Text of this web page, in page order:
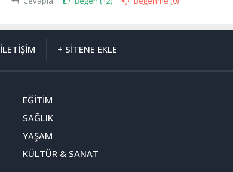
İLETİŞİM + SİTENE EKLE
EĞİTİM
SAĞLIK
YAŞAM
KÜLTÜR & SANAT